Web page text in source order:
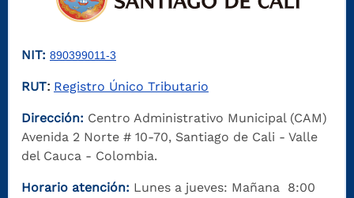
NIT: 890399011-3
RUT: Registro Único Tributario
Dirección: Centro Administrativo Municipal (CAM)
Avenida 2 Norte # 10-70, Santiago de Cali - Valle
del Cauca - Colombia.
Horario atención: Lunes a jueves: Mañana 8:00